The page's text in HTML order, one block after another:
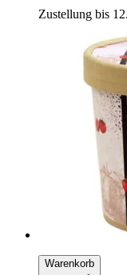
Zustellung bis
Warenkorb